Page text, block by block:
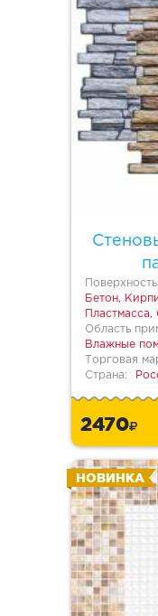
Поверхность:
Бетон,
Пластмасса,
Область
Влажные
Торговая
Страна:
2470
НОВИНКА